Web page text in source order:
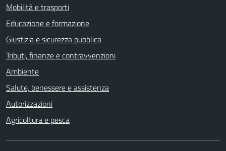
Mobilità e trasporti
Educazione e formazione
Giustizia e sicurezza pubblica
Tributi, finanze e contravvenzioni
Ambiente
Salute, benessere e assistenza
Autorizzazioni
Agricoltura e pesca